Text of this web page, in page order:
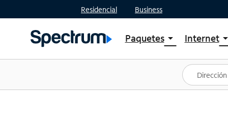
Residencial Business
Paquetesarrow_drop_down
Ver paquetes
Spectrum One
Mejores ofertas
Internetarrow_drop_down
Planes